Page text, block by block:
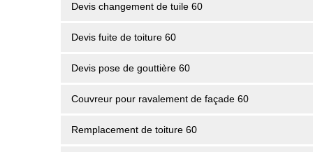
Devis changement de tuile 60
Devis fuite de toiture 60
Devis pose de gouttière 60
Couvreur pour ravalement de façade 60
Remplacement de toiture 60